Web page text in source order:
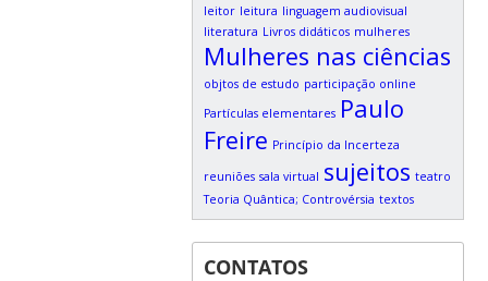
leitor leitura linguagem audiovisual
literatura Livros didáticos mulheres
Mulheres nas ciências
objtos de estudo participação online
Partículas elementares Paulo
Freire Princípio da Incerteza
reuniões sala virtual sujeitos teatro
Teoria Quântica; Controvérsia textos
CONTATOS